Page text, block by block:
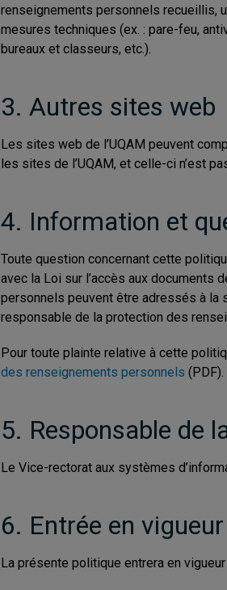
renseignements personnels recueillis,
mesures techniques (ex. : pare-feu,
bureaux et classeurs, etc.).
3. Autres sites web
Les sites web de l’UQAM peuvent
les sites de l’UQAM, et celle-ci n’est
4. Information et
Toute question concernant cette
avec la Loi sur l’accès aux
personnels peuvent être adressés à la
responsable de la protection des
Pour toute plainte relative à cette
des renseignements personnels (PDF).
5. Responsable de
Le Vice-rectorat aux systèmes
6. Entrée en
La présente politique entrera en